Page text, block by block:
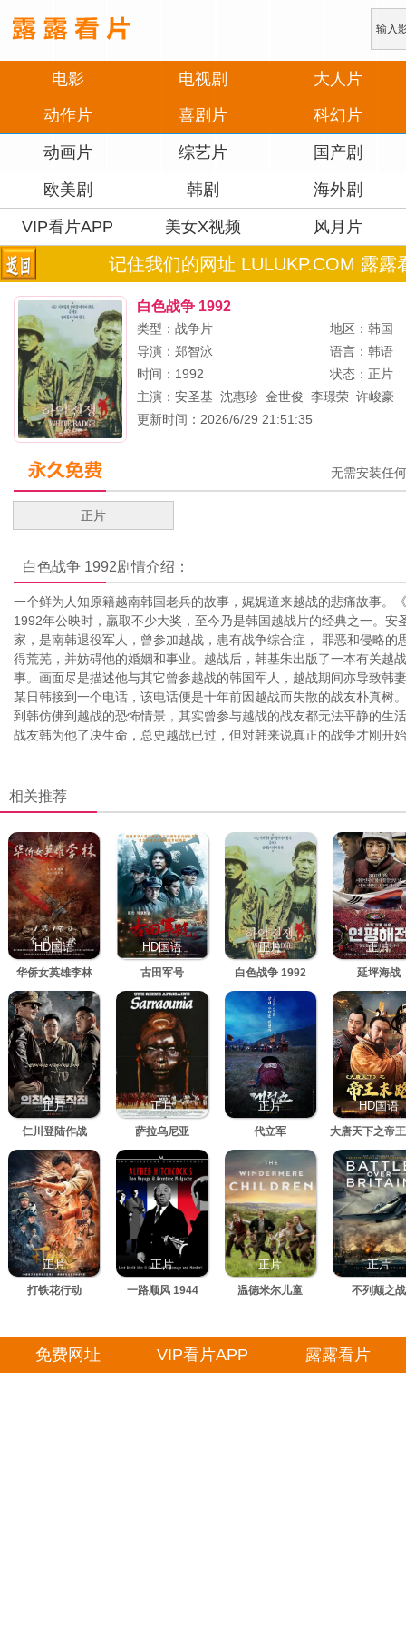
电影 电视剧
大人片
动作片
喜剧片 科幻片
动画片 综艺片 国产剧
欧美剧 韩剧 海外剧
VIP看片APP 美女X视频 风月片
记住我们的网址 LULUKP.COM 露露
白色战争 1992
类型：战争片
地区：韩国
导演： 郑智泳
语言：韩语
时间：1992
状态：正片
主演： 安圣基 沈惠珍 金世俊 李璟荣 许峻豪
更新时间：2026/6/29 21:51:35
无需安装任
正片
白色战争 1992剧情介绍：
一个鲜为人知原籍越南韩国老兵的故事，娓娓道来越战的悲痛故事。
1992年公映时，羸取不少大奖，至今乃是韩国越战片的经典之一。安
家，是南韩退役军人，曾参加越战，患有战争综合症， 罪恶和侵略的
得荒芜，并妨碍他的婚姻和事业。越战后，韩基朱出版了一本有关越
事。画面尽是描述他与其它曾参越战的韩国军人，越战期间亦导致韩
某日韩接到一个电话，该电话便是十年前因越战而失散的战友朴真树
到韩仿佛到越战的恐怖情景，其实曾参与越战的战友都无法平静的生
战友韩为他了决生命，总史越战已过，但对韩来说真正的战争才刚
相关推荐
HD国语
华侨女英雄李林
HD国语
古田军号
正片
白色战争 1992
正片
延坪海战
正片
仁川登陆作战
正片
萨拉乌尼亚
正片
代立军
HD国语
大唐天下之帝
正片
打铁花行动
正片
一路顺风 1944
正片
温德米尔儿童
正片
不列颠之战
免费网址 VIP看片APP 露露看片